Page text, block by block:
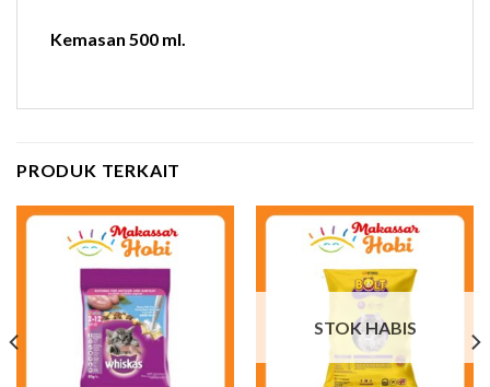
Kemasan 500 ml.
PRODUK TERKAIT
STOK HABIS